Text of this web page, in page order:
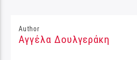
Author
Αγγέλα Δουλγεράκη